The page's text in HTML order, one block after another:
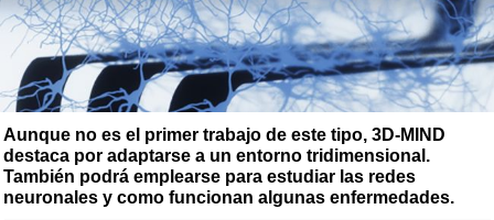
Aunque no es el primer trabajo de este tipo, 3D-MIND
destaca por adaptarse a un entorno tridimensional.
También podrá emplearse para estudiar las redes
neuronales y como funcionan algunas enfermedades.